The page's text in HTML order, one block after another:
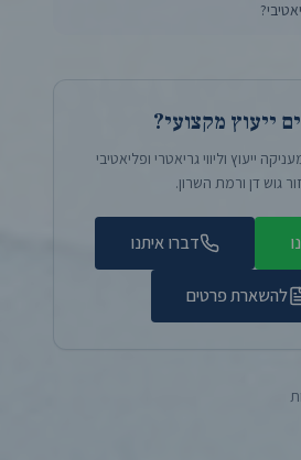
ייעוץ מקצועי?
ייעוץ וליווי גריאטרי ופליאטיבי
גוש דן ורמת השרון.
דברו איתנו
להשארת פרטים